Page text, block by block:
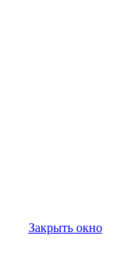
Закрыть окно